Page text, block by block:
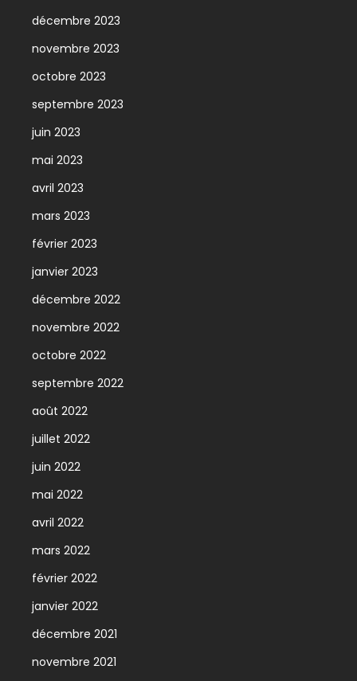
décembre 2023
novembre 2023
octobre 2023
septembre 2023
juin 2023
mai 2023
avril 2023
mars 2023
février 2023
janvier 2023
décembre 2022
novembre 2022
octobre 2022
septembre 2022
août 2022
juillet 2022
juin 2022
mai 2022
avril 2022
mars 2022
février 2022
janvier 2022
décembre 2021
novembre 2021